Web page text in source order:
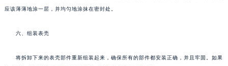
应该薄薄地涂一层，并均匀地涂抹在密封处。
六、组装表壳
将拆卸下来的表壳部件重新组装起来，确保所有的部件都安装正确，并且牢固。如果